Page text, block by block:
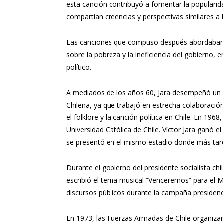
esta canción contribuyó a fomentar la
compartían creencias y perspectivas similares a
Las canciones que compuso después
sobre la pobreza y la ineficiencia del gobierno,
político.
A mediados de los años 60, Jara desempeñó
Chilena, ya que trabajó en estrecha
el folklore y la canción política en Chile. En
Universidad Católica de Chile. Víctor Jara ganó
se presentó en el mismo estadio donde más
Durante el gobierno del presidente socialista
escribió el tema musical “Venceremos” para el
discursos públicos durante la campaña
En 1973, las Fuerzas Armadas de Chile